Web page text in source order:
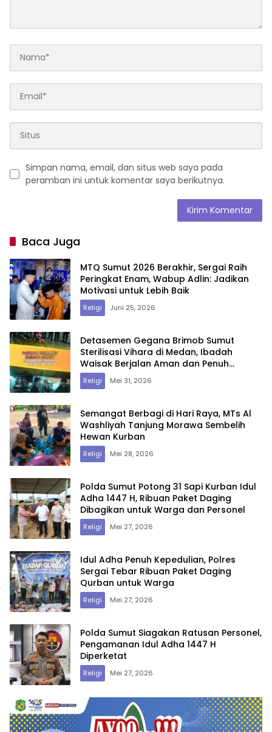
Simpan nama, email, dan situs web saya pada
peramban ini untuk komentar saya berikutnya.
Baca Juga
MTQ Sumut 2026 Berakhir, Sergai Raih
Peringkat Enam, Wabup Adlin: Jadikan
Motivasi untuk Lebih Baik
Religi Juni 25, 2026
Detasemen Gegana Brimob Sumut
Sterilisasi Vihara di Medan, Ibadah
Waisak Berjalan Aman dan Penuh
Khidmat
Religi Mei 31, 2026
Semangat Berbagi di Hari Raya, MTs Al
Washliyah Tanjung Morawa Sembelih
Hewan Kurban
Religi Mei 28, 2026
Polda Sumut Potong 31 Sapi Kurban Idul
Adha 1447 H, Ribuan Paket Daging
Dibagikan untuk Warga dan Personel
Religi Mei 27, 2026
Idul Adha Penuh Kepedulian, Polres
Sergai Tebar Ribuan Paket Daging
Qurban untuk Warga
Religi Mei 27, 2026
Polda Sumut Siagakan Ratusan Personel,
Pengamanan Idul Adha 1447 H
Diperketat
Religi Mei 27, 2026